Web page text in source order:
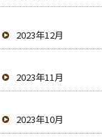
2023年12月
2023年11月
2023年10月